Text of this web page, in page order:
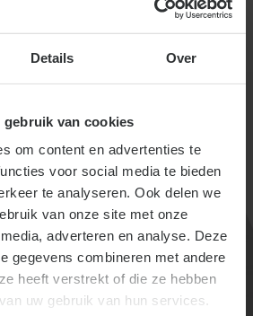
Details Over
gebruik van cookies
om content en advertenties te
voor social media te bieden
te analyseren. Ook delen we
van onze site met onze
adverteren en analyse. Deze
gegevens combineren met andere
heeft verstrekt of die ze hebben
uw gebruik van hun services.
de
is ziek
zieke medewerkers niet ontslaan